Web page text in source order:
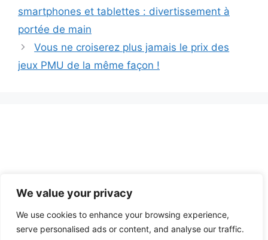
We value your privacy
We use cookies to enhance your browsing experience,
serve personalised ads or content, and analyse our traffic.
smartphones et tablettes : divertissement à
portée de main
Vous ne croiserez plus jamais le prix des
jeux PMU de la même façon !
de confidentialité et CGU